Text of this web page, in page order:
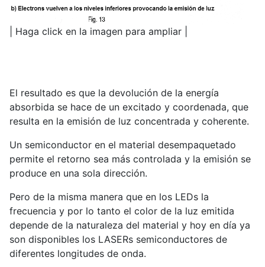
| Haga click en la imagen para ampliar |
El resultado es que la devolución de la energía
absorbida se hace de un excitado y coordenada, que
resulta en la emisión de luz concentrada y coherente.
Un semiconductor en el material desempaquetado
permite el retorno sea más controlada y la emisión se
produce en una sola dirección.
Pero de la misma manera que en los LEDs la
frecuencia y por lo tanto el color de la luz emitida
depende de la naturaleza del material y hoy en día ya
son disponibles los LASERs semiconductores de
diferentes longitudes de onda.